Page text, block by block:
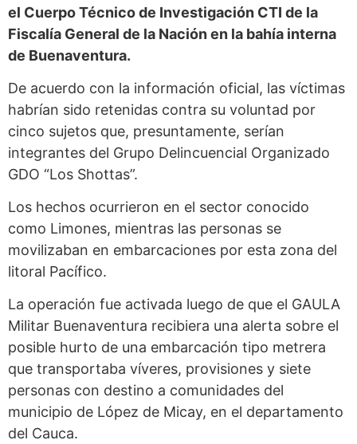
el Cuerpo Técnico de Investigación CTI de la
Fiscalía General de la Nación en la bahía interna
de Buenaventura.
De acuerdo con la información oficial, las víctimas
habrían sido retenidas contra su voluntad por
cinco sujetos que, presuntamente, serían
integrantes del Grupo Delincuencial Organizado
GDO “Los Shottas”.
Los hechos ocurrieron en el sector conocido
como Limones, mientras las personas se
movilizaban en embarcaciones por esta zona del
litoral Pacífico.
La operación fue activada luego de que el GAULA
Militar Buenaventura recibiera una alerta sobre el
posible hurto de una embarcación tipo metrera
que transportaba víveres, provisiones y siete
personas con destino a comunidades del
municipio de López de Micay, en el departamento
del Cauca.